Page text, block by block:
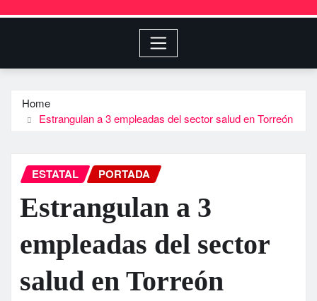
Home
Estrangulan a 3 empleadas del sector salud en Torreón
ESTATAL PORTADA
Estrangulan a 3
empleadas del sector
salud en Torreón